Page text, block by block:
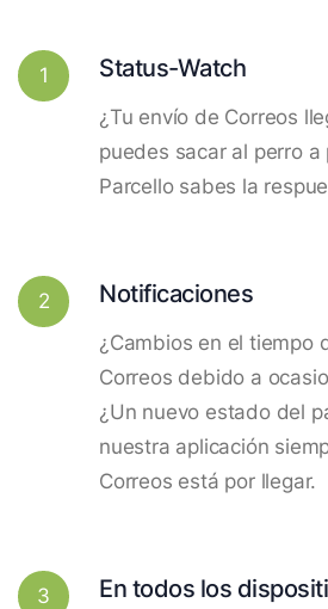
1 Status-Watch
¿Tu envío de Correos
puedes sacar al perro a
Parcello sabes la
2 Notificaciones
¿Cambios en el tiempo
Correos debido a
¿Un nuevo estado del
nuestra aplicación
Correos está por llegar.
3 En todos los